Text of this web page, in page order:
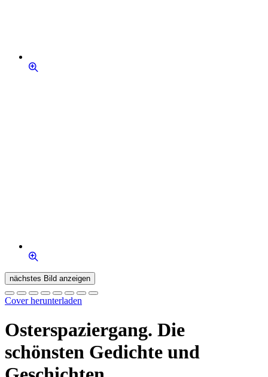
nächstes Bild anzeigen
Cover herunterladen
Osterspaziergang. Die
schönsten Gedichte und